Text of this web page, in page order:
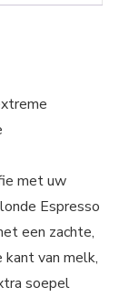
met uw
Espresso
een zachte,
van melk,
soepel